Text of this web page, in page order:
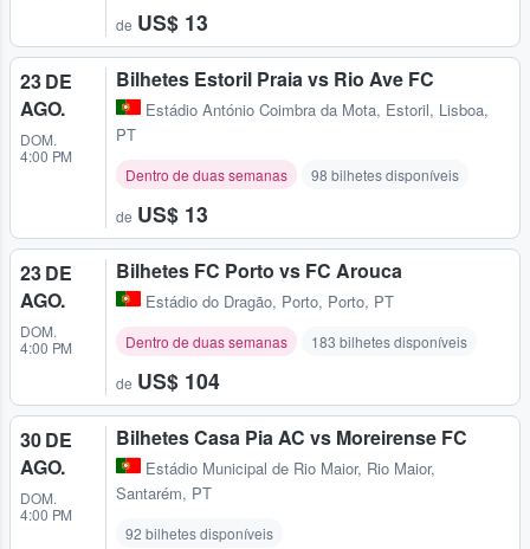
de US$ 13
23 DE
AGO.
DOM.
4:00 PM
Bilhetes Estoril Praia vs Rio Ave FC
Estádio António Coimbra da Mota, Estoril, Lisboa,
PT
Dentro de duas semanas 98 bilhetes disponíveis
de US$ 13
23 DE
AGO.
DOM.
4:00 PM
Bilhetes FC Porto vs FC Arouca
Estádio do Dragão, Porto, Porto, PT
Dentro de duas semanas 183 bilhetes disponíveis
de US$ 104
30 DE
AGO.
DOM.
4:00 PM
Bilhetes Casa Pia AC vs Moreirense FC
Estádio Municipal de Rio Maior, Rio Maior,
Santarém, PT
92 bilhetes disponíveis